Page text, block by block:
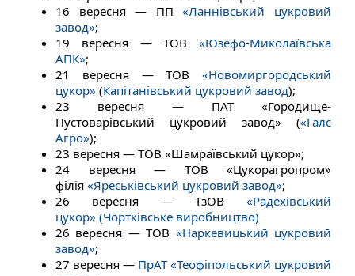
16 вересня — ПП«Ланнівський цукровий
завод»;
19 вересня — ТОВ «Юзефо-Миколаївська
АПК»;
21 вересня — ТОВ «Новомиргородський
цукор» (Капітанівський цукровий завод);
23 вересня — ПАТ «Городище-
Пустоварівський цукровий завод» («Галс
Агро»);
23 вересня — ТОВ «Шамраївський цукор»;
24 вересня — ТОВ «Цукорагропром»
філія «Яреськівський цукровий завод»;
26 вересня — ТзОВ «Радехівський
цукор» (Чортківське виробництво)
26 вересня — ТОВ «Наркевицький цукровий
завод»;
27 вересня — ПрАТ «Теофіпольський цукровий